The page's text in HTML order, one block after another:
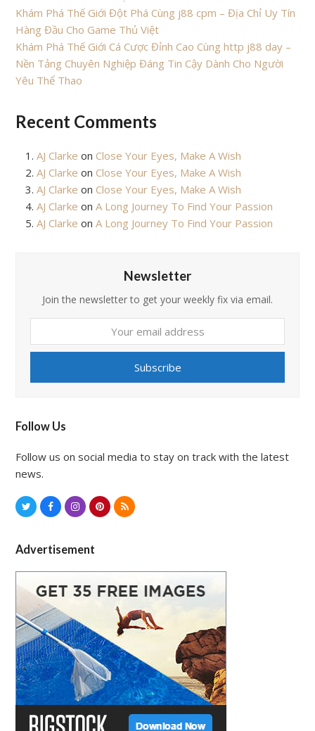
Khám Phá Thế Giới Đột Phá Cùng j88 cpm – Địa Chỉ Uy Tín
Hàng Đầu Cho Game Thủ Việt
Khám Phá Thế Giới Cá Cược Đỉnh Cao Cùng http j88 day –
Nền Tảng Chuyên Nghiệp Đáng Tin Cậy Dành Cho Người
Yêu Thể Thao
Recent Comments
AJ Clarke on Close Your Eyes, Make A Wish
AJ Clarke on Close Your Eyes, Make A Wish
AJ Clarke on Close Your Eyes, Make A Wish
AJ Clarke onA Long Journey To Find Your Passion
AJ Clarke onA Long Journey To Find Your Passion
Newsletter
Join the newsletter to get your weekly fix via email.
email
Subscribe
Follow Us
Follow us on social media to stay on track with the latest
news.
T
i
t
t
e
r
c
e
b
o
o
k
s
t
a
r
a
m
P
t
e
e
s
t
R
Advertisement